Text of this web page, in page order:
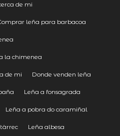
de mi
leña para barbacoa
la chimenea
de mi Donde venden leña
Leña a fonsagrada
Leña a pobra do caramiñal
Leña albesa